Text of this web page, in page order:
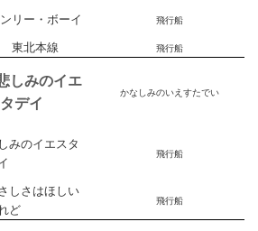
リー・ボーイ 飛行船
東北本線 飛行船
しみのイエ
デイ
かなしみのいえすたでい
みのイエスタ
飛行船
しさはほしい
ど
飛行船